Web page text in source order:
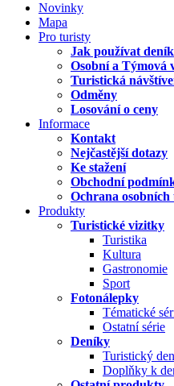
Novinky
Mapa
Pro turisty
Jak používat deník
Osobní a Týmová
Turistická
Odměny
Losování o ceny
Informace
Kontakt
Nejčastější dotazy
Ke stažení
Obchodní
Ochrana osobních
Produkty
Turistické vizitky
Turistika
Kultura
Gastronomie
Sport
Fotonálepky
Tématické
Ostatní série
Deníky
Turistický
Doplňky k